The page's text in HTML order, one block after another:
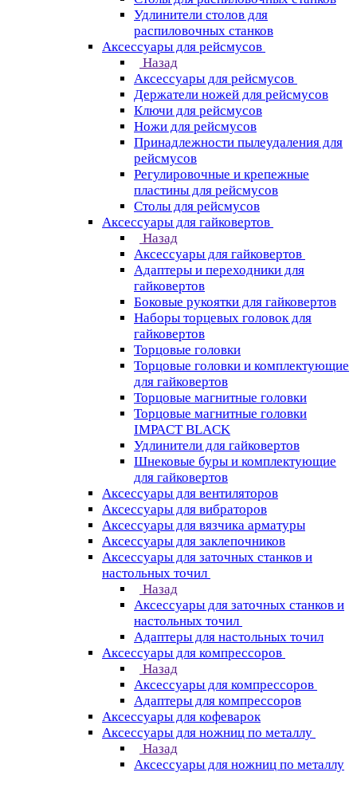
Удлинители столов для
распиловочных станков
Аксессуары для рейсмусов
Назад
Аксессуары для рейсмусов
Держатели ножей для рейсмусов
Ключи для рейсмусов
Ножи для рейсмусов
Принадлежности пылеудаления для
рейсмусов
Регулировочные и крепежные
пластины для рейсмусов
Столы для рейсмусов
Аксессуары для гайковертов
Назад
Аксессуары для гайковертов
Адаптеры и переходники для
гайковертов
Боковые рукоятки для гайковертов
Наборы торцевых головок для
гайковертов
Торцовые головки
Торцовые головки и комплектующие
для гайковертов
Торцовые магнитные головки
Торцовые магнитные головки
IMPACT BLACK
Удлинители для гайковертов
Шнековые буры и комплектующие
для гайковертов
Аксессуары для вентиляторов
Аксессуары для вибраторов
Аксессуары для вязчика арматуры
Аксессуары для заклепочников
Аксессуары для заточных станков и
настольных точил
Назад
Аксессуары для заточных станков и
настольных точил
Адаптеры для настольных точил
Аксессуары для компрессоров
Назад
Аксессуары для компрессоров
Адаптеры для компрессоров
Аксессуары для кофеварок
Аксессуары для ножниц по металлу
Назад
Аксессуары для ножниц по металлу